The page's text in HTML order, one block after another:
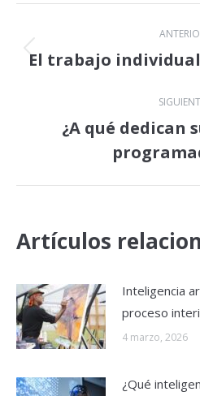
Navegación
entre
El trabajo
¿A qué dedican
Artículos
Inteligencia
proceso
4 marzo, 2026
¿Qué